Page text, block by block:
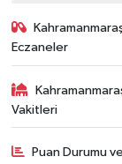
Eczaneler
Vakitleri
Puan Durumu